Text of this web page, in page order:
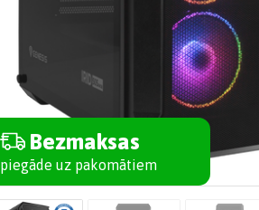
Bezmaksas
piegāde uz pakomātiem